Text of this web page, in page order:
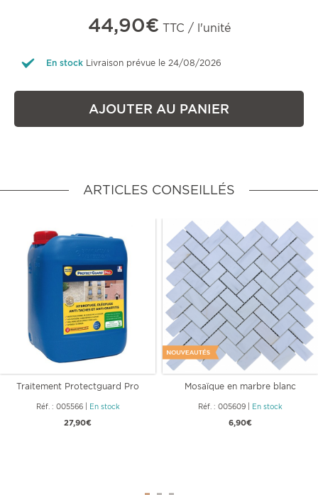
44,90€ TTC / l'unité
En stock Livraison prévue le 24/08/2026
AJOUTER AU PANIER
ARTICLES CONSEILLÉS
Traitement Protectguard Pro
Réf. : 005566| En stock
27,90€
Mosaïque en marbre blanc
Réf. : 005609 En stock
6,90€